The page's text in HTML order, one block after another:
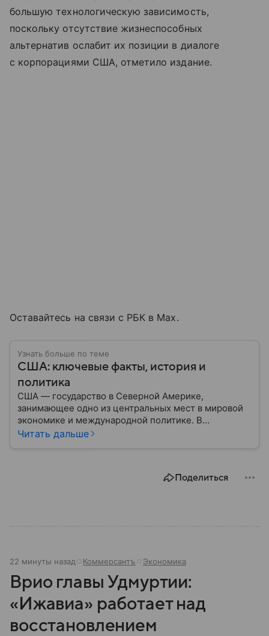
большую технологическую зависимость,
поскольку отсутствие жизнеспособных
альтернатив ослабит их позиции в диалоге
с корпорациями США, отметило издание.
Оставайтесь на связи с РБК в Max.
Узнать больше по теме
США: ключевые факты, история и
политика
США — государство в Северной Америке,
занимающее одно из центральных мест в мировой
экономике и международной политике. В
материале — основные сведения об этой стране.
Читать дальше
Поделиться
22 минуты назад Коммерсантъ Экономика
Врио главы Удмуртии:
«Ижавиа» работает над
восстановлением